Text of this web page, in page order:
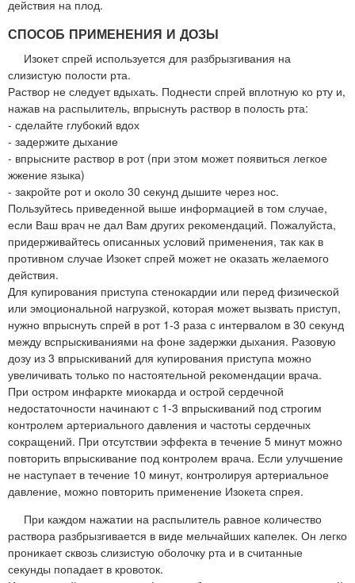
действия на плод.
СПОСОБ ПРИМЕНЕНИЯ И ДОЗЫ
Изокет спрей используется для разбрызгивания на
слизистую полости рта.
Раствор не следует вдыхать. Поднести спрей вплотную ко рту и,
нажав на распылитель, впрыснуть раствор в полость рта:
- сделайте глубокий вдох
- задержите дыхание
- впрысните раствор в рот (при этом может появиться легкое
жжение языка)
- закройте рот и около 30 секунд дышите через нос.
Пользуйтесь приведенной выше информацией в том случае,
если Ваш врач не дал Вам других рекомендаций. Пожалуйста,
придерживайтесь описанных условий применения, так как в
противном случае Изокет спрей может не оказать желаемого
действия.
Для купирования приступа стенокардии или перед физической
или эмоциональной нагрузкой, которая может вызвать приступ,
нужно впрыснуть спрей в рот 1-3 раза с интервалом в 30 секунд
между вспрыскиваниями на фоне задержки дыхания. Разовую
дозу из 3 впрыскиваний для купирования приступа можно
увеличивать только по настоятельной рекомендации врача.
При остром инфаркте миокарда и острой сердечной
недостаточности начинают с 1-3 впрыскиваний под строгим
контролем артериального давления и частоты сердечных
сокращений. При отсутствии эффекта в течение 5 минут можно
повторить впрыскивание под контролем врача. Если улучшение
не наступает в течение 10 минут, контролируя артериальное
давление, можно повторить применение Изокета спрея.
При каждом нажатии на распылитель равное количество
раствора разбрызгивается в виде мельчайших капелек. Он легко
проникает сквозь слизистую оболочку рта и в считанные
секунды попадает в кровоток.